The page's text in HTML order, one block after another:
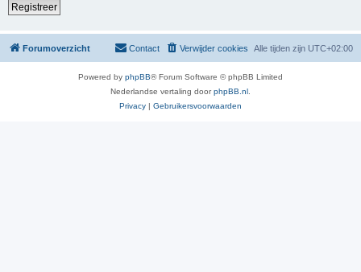
Registreer
Forumoverzicht Alle tijden zijn UTC+02:00
Verwijder cookies
Contact
Powered by phpBB® Forum Software © phpBB Limited
Nederlandse vertaling doorphpBB.nl
Privacy | Gebruikersvoorwaarden